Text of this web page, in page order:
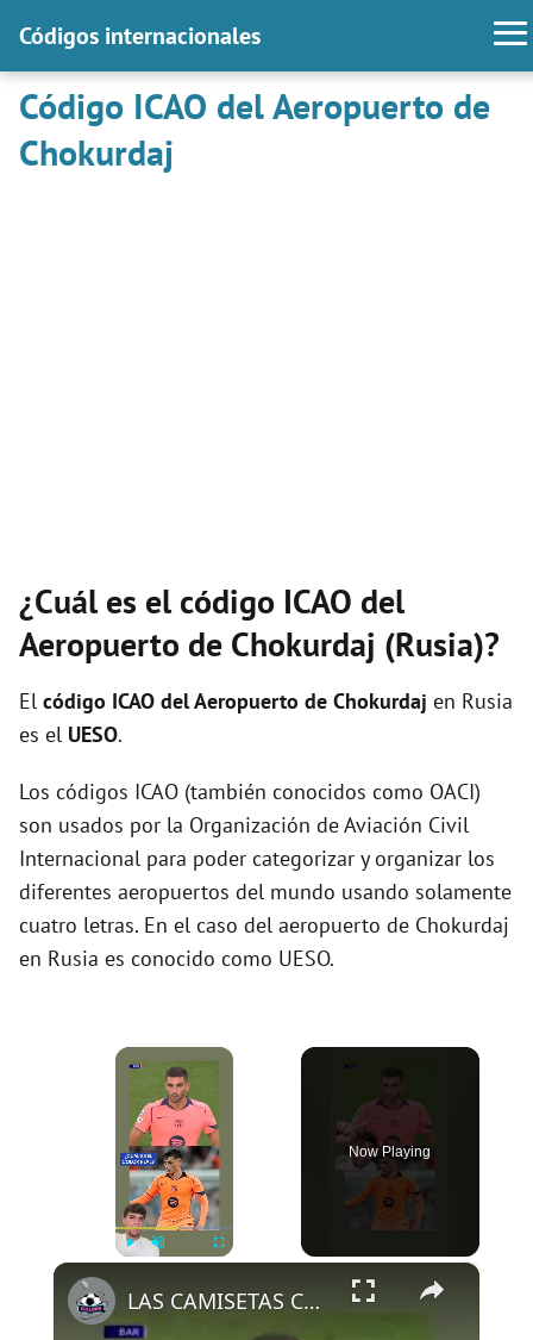
Códigos internacionales
Código ICAO del Aeropuerto de
Chokurdaj
¿Cuál es el código ICAO del
Aeropuerto de Chokurdaj (Rusia)?
El código ICAO delAeropuerto de Chokurdaj en Rusia
es el UESO.
Los códigos ICAO (también conocidos como OACI)
son usados por la Organización de Aviación Civil
Internacional para poder categorizar y organizar los
diferentes aeropuertos del mundo usando solamente
cuatro letras. En el caso del aeropuerto de Chokurdaj
en Rusia es conocido como UESO.
×
Now Playing
×
LAS CAMISETAS CAMBIAN DE COLOR